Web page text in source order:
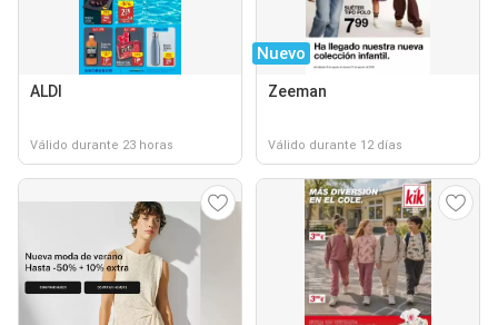
ALDI
Válido durante 23 horas
Nuevo
Zeeman
Válido durante 12 días